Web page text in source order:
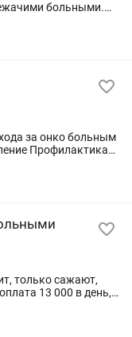
за онко больным
только сажают,
Нужна